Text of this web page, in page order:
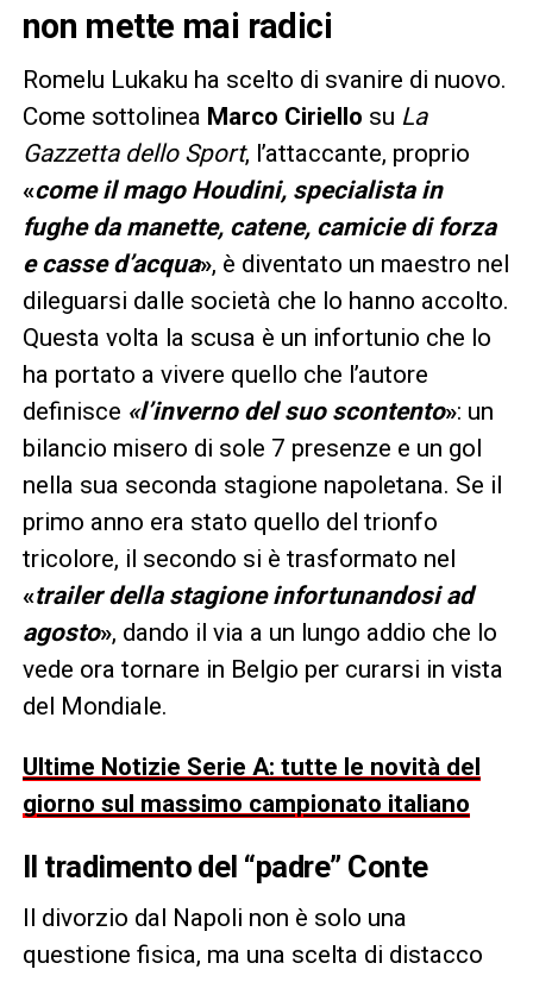
non mette mai radici
Romelu Lukaku ha scelto di svanire di nuovo.
Come sottolinea Marco Ciriello su La
Gazzetta dello Sport, l’attaccante, proprio
«come il mago Houdini, specialista in
fughe da manette, catene, camicie di forza
e casse d’acqua», è diventato un maestro nel
dileguarsi dalle società che lo hanno accolto.
Questa volta la scusa è un infortunio che lo
ha portato a vivere quello che l’autore
definisce «l’inverno del suo scontento»: un
bilancio misero di sole 7 presenze e un gol
nella sua seconda stagione napoletana. Se il
primo anno era stato quello del trionfo
tricolore, il secondo si è trasformato nel
«trailer della stagione infortunandosi ad
agosto», dando il via a un lungo addio che lo
vede ora tornare in Belgio per curarsi in vista
del Mondiale.
Ultime Notizie Serie A: tutte le novità del
giorno sul massimo campionato italiano
Il tradimento del “padre” Conte
Il divorzio dal Napoli non è solo una
questione fisica, ma una scelta di distacco